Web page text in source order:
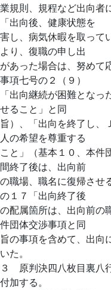
業規則、規程など出向者
「出向後、健康状態を
害し、病気休暇を取って
より、復職の申し出
があった場合は、努めて
事項七号の２（９）
「出向継続が困難とな
せること」と同
旨）、「出向を終了し、
人の希望を尊重する
こと」（基本１０、本件
間終了後は、出向前
の職場、職名に復帰させ
の１７「出向終了後
の配属箇所は、出向前の
件団体交渉事項と同
旨の事項を含めて、出向
いた。
３ 原判決四八枚目裏八
付加する。